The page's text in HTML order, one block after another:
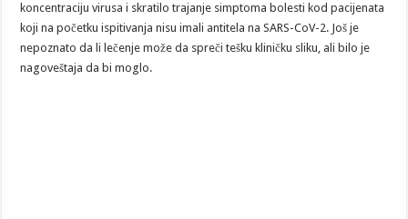
koncentraciju virusa i skratilo trajanje simptoma bolesti kod pacijenata
koji na početku ispitivanja nisu imali antitela na SARS-CoV-2. Još je
nepoznato da li lečenje može da spreči tešku kliničku sliku, ali bilo je
nagoveštaja da bi moglo.